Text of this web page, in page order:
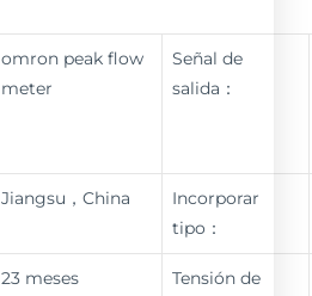
omron peak flow
meter
Señal de
salida：
Jiangsu，China
Incorporar
tipo：
23 meses
Tensión de